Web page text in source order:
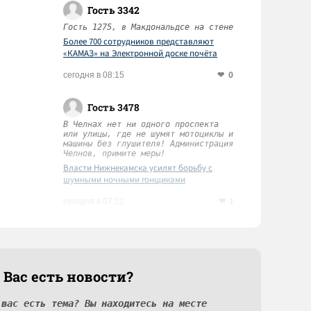
Гость 3342
Гость 1275, в Макдональдсе на стене
Более 700 сотрудников представляют
«КАМАЗ» на Электронной доске почёта
сегодня в 08:15 0
Гость 3478
В Челнах нет ни одного проспекта
или улицы, где не шумят мотоциклы и
машины без глушителя! Администрация
Челнов, примите меры!
Власти Нижнекамска усилят борьбу с
шумными ночными гонщиками
есть новости?
есть тема? Вы находитесь на месте